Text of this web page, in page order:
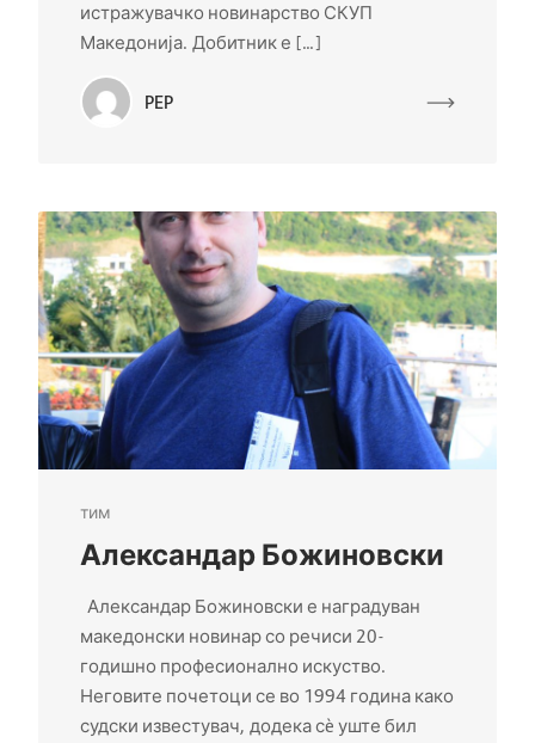
истражувачко новинарство СКУП
Македонија. Добитник е […]
PEP
тим
Александар Божиновски
Александар Божиновски е наградуван
македонски новинар со речиси 20-
годишно професионално искуство.
Неговите почетоци се во 1994 година како
судски известувач, додека сè уште бил